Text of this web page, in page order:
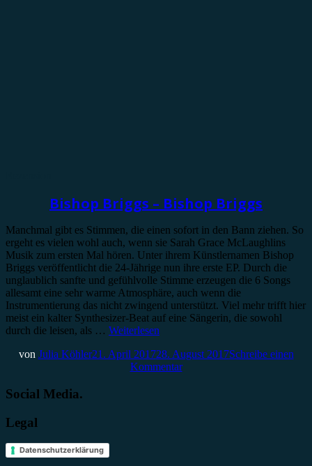
Bishop Briggs – Bishop Briggs
Manchmal gibt es Stimmen, die einen sofort in den Bann ziehen. So
ergeht es vielen wohl auch, wenn sie Sarah Grace McLaughlins
Musik zum ersten Mal hören. Unter ihrem Künstlernamen Bishop
Briggs veröffentlicht die 24-Jährige nun ihre erste EP. Durch die
unglaublich sanfte und gefühlvolle Stimme erzeugen die 6 Songs
allesamt eine sehr warme Atmosphäre, auch wenn die
Instrumentierung das nicht zwingend unterstützt. Viel mehr trifft hier
meist ein kalter Synthesizer-Beat auf eine Sängerin, die sowohl
durch die leisen, als … Weiterlesen
von Julia Köhler21. April 201728. August 2017Schreibe einen
Kommentar
Social Media.
Legal
Datenschutzerklärung